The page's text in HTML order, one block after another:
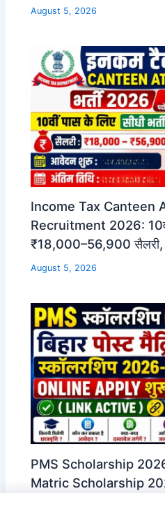
August 5, 2026
Income Tax Canteen
Recruitment 2026: 10वीं
₹18,000–56,900
August 5, 2026
PMS Scholarship
Matric Scholarship
Score
Link